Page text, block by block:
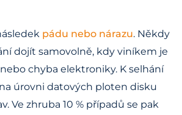
pádu nebo nárazu. Někdy
dojít samovolně, kdy viníkem je
chyba elektroniky. K selhání
úrovni datových ploten disku
Ve zhruba 10 % případů se pak